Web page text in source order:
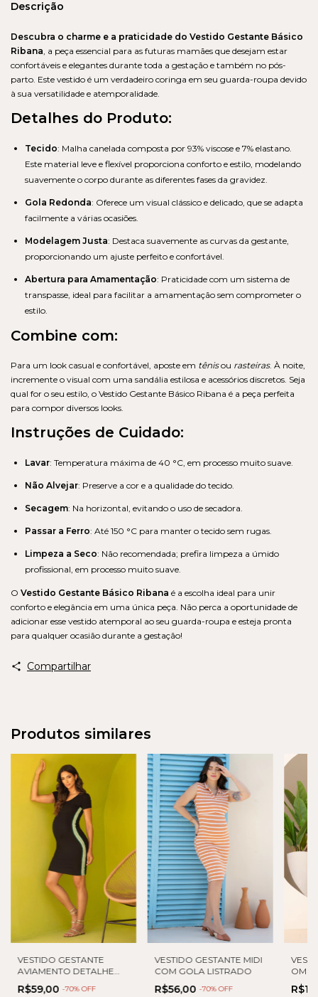
Descrição
Descubra o charme e a praticidade do Vestido Gestante Básico
Ribana , a peça essencial para as futuras mamães que desejam estar
confortáveis e elegantes durante toda a gestação e também no pós-
parto. Este vestido é um verdadeiro coringa em seu guarda-roupa devido
à sua versatilidade e atemporalidade.
Detalhes do Produto:
Tecido: Malha canelada composta por 93% viscose e 7% elastano.
Este material leve e flexível proporciona conforto e estilo, modelando
suavemente o corpo durante as diferentes fases da gravidez.
Gola Redonda: Oferece um visual clássico e delicado, que se adapta
facilmente a várias ocasiões.
Modelagem Justa: Destaca suavemente as curvas da gestante,
proporcionando um ajuste perfeito e confortável.
Abertura para Amamentação: Praticidade com um sistema de
transpasse, ideal para facilitar a amamentação sem comprometer o
estilo.
Combine com:
Para um look casual e confortável, aposte em tênisou rasteiras. À noite,
incremente o visual com uma sandália estilosa e acessórios discretos. Seja
qual for o seu estilo, o Vestido Gestante Básico Ribana é a peça perfeita
para compor diversos looks.
Instruções de Cuidado:
Lavar: Temperatura máxima de 40 °C, em processo muito suave.
Não Alvejar: Preserve a cor e a qualidade do tecido.
Secagem: Na horizontal, evitando o uso de secadora.
Passar a Ferro: Até 150 °C para manter o tecido sem rugas.
Limpeza a Seco: Não recomendada; prefira limpeza a úmido
profissional, em processo muito suave.
O Vestido Gestante Básico Ribana é a escolha ideal para unir
conforto e elegância em uma única peça. Não perca a oportunidade de
adicionar esse vestido atemporal ao seu guarda-roupa e esteja pronta
para qualquer ocasião durante a gestação!
Compartilhar
Produtos similares
VESTIDO GESTANTE
AVIAMENTO DETALHE
LATERAL
R$59,00 -70% OFF
VESTIDO GESTANTE MIDI
COM GOLA LISTRADO
R$56,00 -70% OFF